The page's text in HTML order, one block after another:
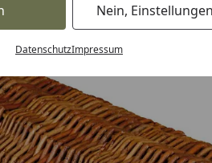
Nein,
DatenschutzImpressum
Kleintierbedarf Zubehör für